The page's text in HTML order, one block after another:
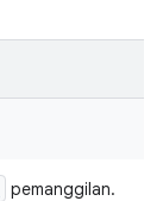
pemanggilan.